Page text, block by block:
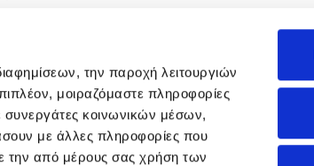
την παροχή λειτουργιών
μοιραζόμαστε πληροφορίες
συνεργάτες κοινωνικών μέσων,
με άλλες πληροφορίες που
την από μέρους σας χρήση των